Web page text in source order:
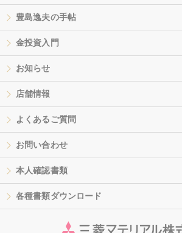
豊島逸夫の手帖
金投資入門
お知らせ
店舗情報
よくあるご質問
お問い合わせ
本人確認書類
各種書類ダウンロード